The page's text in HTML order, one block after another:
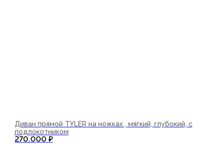
Диван прямой TYLER на ножках , мягкий, глубокий, с
подлокотником
270.000 ₽